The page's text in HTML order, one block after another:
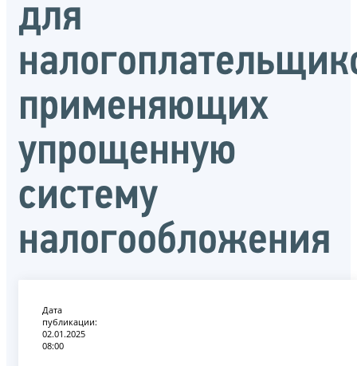
для
применяющих
упрощенную
систему
налогообложения
Дата
публикации:
02.01.2025
08:00